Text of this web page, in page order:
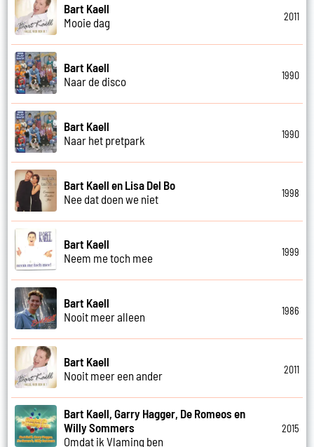
Bart Kaell
Mooie dag
2011
Bart Kaell
Naar de disco
1990
Bart Kaell
Naar het pretpark
1990
Bart Kaell en Lisa Del Bo
Nee dat doen we niet
1998
Bart Kaell
Neem me toch mee
1999
Bart Kaell
Nooit meer alleen
1986
Bart Kaell
Nooit meer een ander
2011
Bart Kaell, Garry Hagger, De Romeos en
Willy Sommers
Omdat ik Vlaming ben
2015